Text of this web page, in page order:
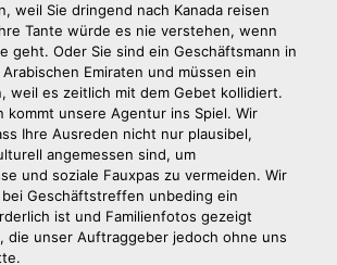
weil Sie dringend nach Kanada reisen
Tante würde es nie verstehen, wenn
geht. Oder Sie sind ein Geschäftsmann in
Emiraten und müssen ein
weil es zeitlich mit dem Gebet kollidiert.
kommt unsere Agentur ins Spiel. Wir
Ihre Ausreden nicht nur plausibel,
angemessen sind, um
und soziale Fauxpas zu vermeiden. Wir
Geschäftstreffen unbeding ein
ist und Familienfotos gezeigt
die unser Auftraggeber jedoch ohne uns